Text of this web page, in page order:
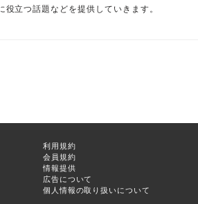
立つ話題などを提供していきます。
利用規約
会員規約
情報提供
広告について
個人情報の取り扱いについて